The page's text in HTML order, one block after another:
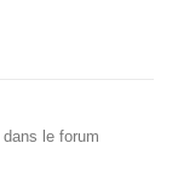
dans le forum